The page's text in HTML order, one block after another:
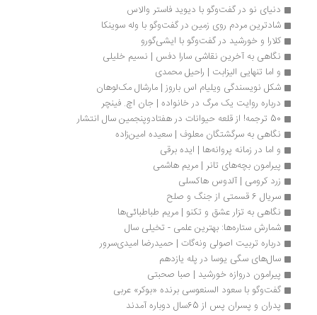
دنیای نو در گفت‌وگو با دیوید فاستر والاس
شادترین مردم روی زمین در گفت‌وگو با وله سوینکا
کلارا و خورشید در گفت‌وگو با ایشی‌گورو
نگاهی به آخرین نقاشی سارا دفس | نسیم خلیلی
و اما تنهایی الیزابت | راحیل محمدی
شکل نویسندگی ویلیام اس باروز | مارشال مک‌لوهان
درباره روایت یک مرگ در خانواده | جان اچ. فینچر
50 ترجمه! از قلعه حیوانات در هفتاد‌وپنجمین سال انتشار
نگاهی به سرگشتگان معلوف | سعیده امین‌زاده
و اما در زمانه پروانه‌ها | ایده برقی
پیرامون بچه‌های تانر | مریم هاشمی
زرد کرومی | آلدوس هاکسلی
سریال 6 قسمتی از جنگ و صلح
نگاهی به تزار عشق و تکنو | مریم طباطبائی‌ها
شمارش ستاره‌ها: بهترین علمی - تخیلی سال
درباره تربیت اصولی ونه‌گات | حمیدرضا امیدی‌سرور
سال‌های سگی یوسا در پله یازدهم
پیرامون دروازه خورشید | صبا صحبتی
گفت‌وگو با سعود السنعوسی برنده «بوکر» عربی
پدران و پسران پس از 65سال دوباره آمدند